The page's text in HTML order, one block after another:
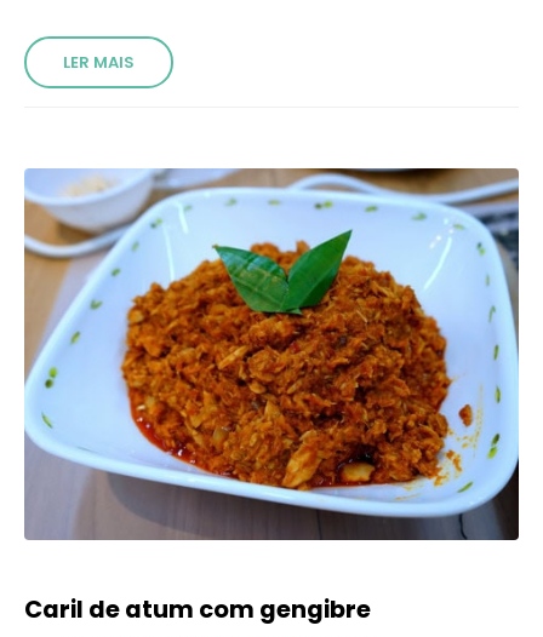
LER MAIS
Caril de atum com gengibre